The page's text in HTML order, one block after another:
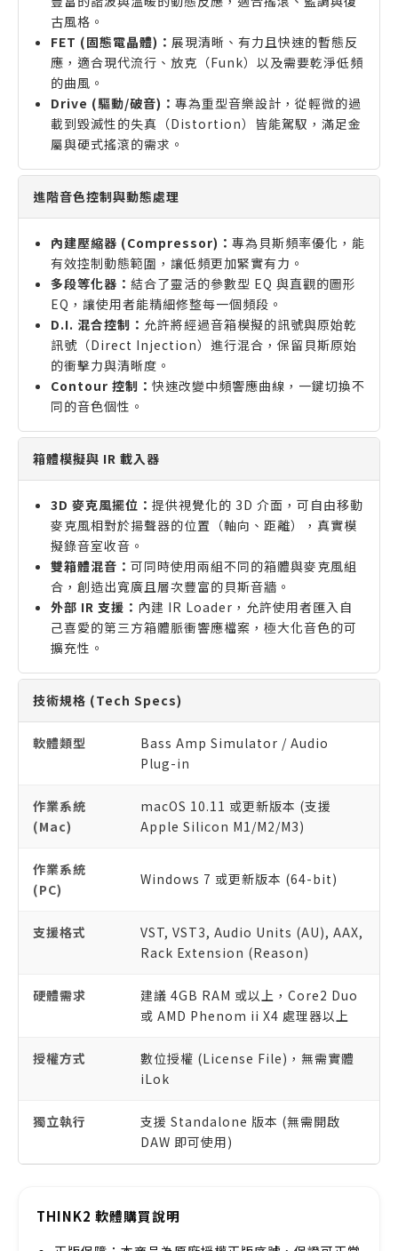
古風格。
FET (固態電晶體)： 展現清晰、有力且快速的暫態反
應，適合現代流行、放克（Funk）以及需要乾淨低頻
的曲風。
Drive (驅動/破音)： 專為重型音樂設計，從輕微的過
載到毀滅性的失真（Distortion）皆能駕馭，滿足金
屬與硬式搖滾的需求。
進階音色控制與動態處理
內建壓縮器 (Compressor)： 專為貝斯頻率優化，能
有效控制動態範圍，讓低頻更加緊實有力。
多段等化器： 結合了靈活的參數型 EQ 與直觀的圖形
EQ，讓使用者能精細修整每一個頻段。
D.I. 混合控制： 允許將經過音箱模擬的訊號與原始乾
訊號（Direct Injection）進行混合，保留貝斯原始
的衝擊力與清晰度。
Contour 控制： 快速改變中頻響應曲線，一鍵切換不
同的音色個性。
箱體模擬與 IR 載入器
3D 麥克風擺位： 提供視覺化的 3D 介面，可自由移動
麥克風相對於揚聲器的位置（軸向、距離），真實模
擬錄音室收音。
雙箱體混音： 可同時使用兩組不同的箱體與麥克風組
合，創造出寬廣且層次豐富的貝斯音牆。
外部 IR 支援： 內建 IR Loader，允許使用者匯入自
己喜愛的第三方箱體脈衝響應檔案，極大化音色的可
擴充性。
技術規格 (Tech Specs)
軟體類型
Bass Amp Simulator / Audio
Plug-in
作業系統
(Mac)
macOS 10.11 或更新版本 (支援
Apple Silicon M1/M2/M3)
作業系統
(PC)
Windows 7 或更新版本 (64-bit)
支援格式
VST, VST3, Audio Units (AU), AAX,
Rack Extension (Reason)
硬體需求
建議 4GB RAM 或以上，Core2 Duo
或 AMD Phenom ii X4 處理器以上
授權方式
數位授權 (License File)，無需實體
iLok
獨立執行
支援 Standalone 版本 (無需開啟
DAW 即可使用)
THINK2 軟體購買說明